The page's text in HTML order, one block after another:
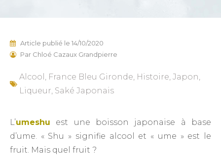
Article publié le14/10/2020
Par Chloé Cazaux Grandpierre
Alcool , France Bleu Gironde, Histoire, Japon,
Liqueur, Saké Japonais
L’umeshu est une boisson japonaise à base
d’ume. « Shu » signifie alcool et « ume » est le
fruit. Mais quel fruit ?